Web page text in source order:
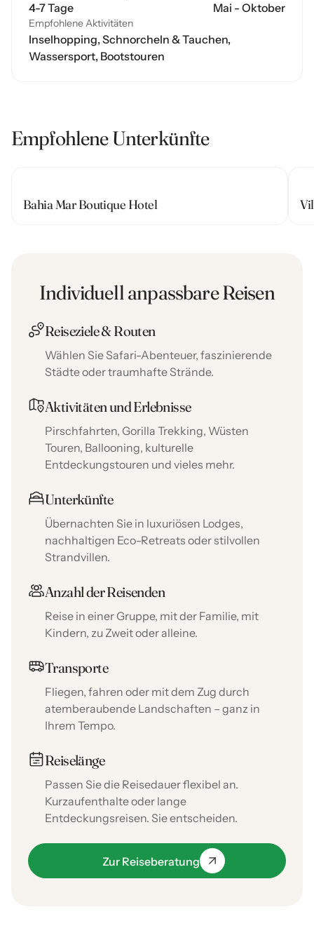
4-7 Tage Mai - Oktober
Empfohlene Aktivitäten
Inselhopping, Schnorcheln & Tauchen,
Wassersport, Bootstouren
Empfohlene Unterkünfte
Bahia Mar Boutique Hotel
Individuell anpassbare Reisen
Reiseziele & Routen
Wählen Sie Safari-Abenteuer, faszinierende
Städte oder traumhafte Strände.
Aktivitäten und Erlebnisse
Pirschfahrten, Gorilla Trekking, Wüsten
Touren, Ballooning, kulturelle
Entdeckungstouren und vieles mehr.
Unterkünfte
Übernachten Sie in luxuriösen Lodges,
nachhaltigen Eco-Retreats oder stilvollen
Strandvillen.
Anzahl der Reisenden
Reise in einer Gruppe, mit der Familie, mit
Kindern, zu Zweit oder alleine.
Transporte
Fliegen, fahren oder mit dem Zug durch
atemberaubende Landschaften – ganz in
Ihrem Tempo.
Reiselänge
Passen Sie die Reisedauer flexibel an.
Kurzaufenthalte oder lange
Entdeckungsreisen. Sie entscheiden.
Zur Reiseberatung